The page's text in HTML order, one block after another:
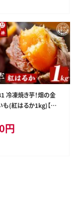
冷凍焼き芋！畑の金
も(紅はるか1kg)【甘
円